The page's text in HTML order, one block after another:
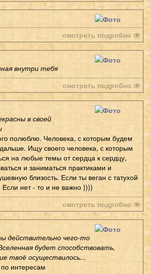
смотреть подробно
внутри тебя
смотреть подробно
в своей
полюблю. Человека, с которым будем
Ищу своего человека, с которым
на любые темы от сердца к сердцу,
и заниматься практиками и
близость. Если ты веган с татухой
нет - то и не важно ))))
смотреть подробно
действительно чего-то
будет способствовать,
твоё осуществилось...
интересам